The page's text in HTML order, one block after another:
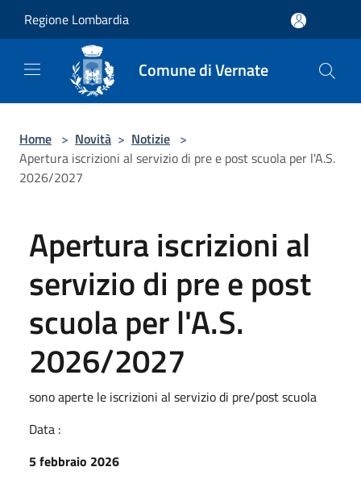
Regione Lombardia
Comune di Vernate
Home > Novità > Notizie >
Apertura iscrizioni al servizio di pre e post scuola per l'A.S.
2026/2027
Apertura iscrizioni al
servizio di pre e post
scuola per l'A.S.
2026/2027
sono aperte le iscrizioni al servizio di pre/post scuola
Data :
5 febbraio 2026